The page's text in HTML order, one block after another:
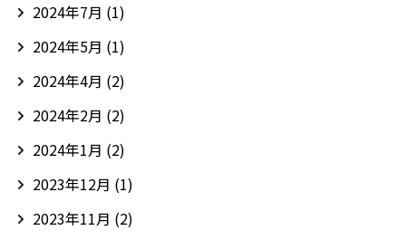
2024年7月 (1)
2024年5月 (1)
2024年4月 (2)
2024年2月 (2)
2024年1月 (2)
2023年12月 (1)
2023年11月 (2)